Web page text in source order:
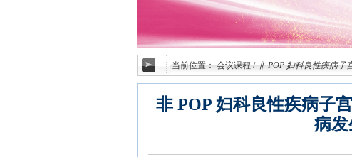
当前位置：会议课程 / 非 POP 妇科良性疾病子
非 POP 妇科良性疾病子
病